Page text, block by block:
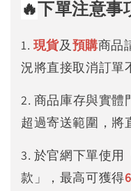
🔥下單注意事
1. 現貨及預購商品
況將直接取消訂單
2. 商品庫存與實體
超過寄送範圍，將
3. 於官網下單使用
款」，最高可獲得